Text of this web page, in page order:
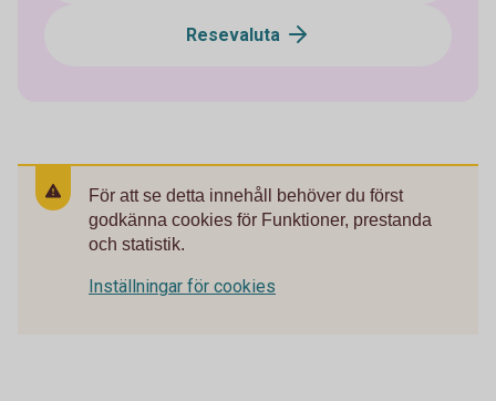
Resevaluta
För att se detta innehåll behöver du först
godkänna cookies för Funktioner, prestanda
och statistik.
Inställningar för cookies